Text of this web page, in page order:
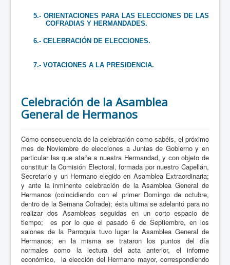
5.- ORIENTACIONES PARA LAS ELECCIONES DE LAS
COFRADIAS Y HERMANDADES.
6.- CELEBRACIÓN DE ELECCIONES.
7.- VOTACIONES A LA PRESIDENCIA.
Celebración de la Asamblea
General de Hermanos
Como consecuencia de la celebración como sabéis, el próximo
mes de Noviembre de elecciones a Juntas de Gobierno y en
particular las que atañe a nuestra Hermandad, y con objeto de
constituir la Comisión Electoral, formada por nuestro Capellán,
Secretario y un Hermano elegido en Asamblea Extraordinaria;
y ante la inminente celebración de la Asamblea General de
Hermanos (coincidiendo con el primer Domingo de octubre,
dentro de la Semana Cofrade); ésta ultima se adelantó para no
realizar dos Asambleas seguidas en un corto espacio de
tiempo;
es por lo que el pasado 6 de Septiembre, en los
salones de la Parroquia tuvo lugar la Asamblea General de
Hermanos; en la misma se trataron los puntos del día
normales como la lectura del acta anterior, el informe
económico, la elección del Hermano mayor, correspondiendo